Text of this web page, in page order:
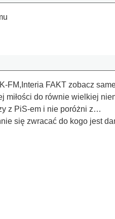
FM,Interia FAKT zobacz
miłości do równie wielkiej
z PiS-em i nie poróżni z…
się zwracać do kogo jest